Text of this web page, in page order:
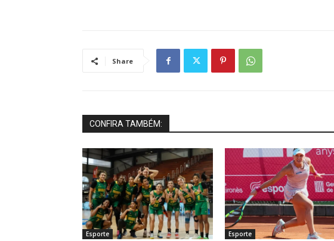
Share
CONFIRA TAMBÉM:
Esporte Esporte